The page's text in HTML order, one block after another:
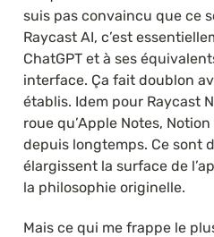
suis pas convaincu que ce
Raycast AI, c’est
ChatGPT et à ses
interface. Ça fait doublon
établis. Idem pour Raycast
roue qu’Apple Notes,
depuis longtemps. Ce sont
élargissent la surface de
la philosophie originelle.
Mais ce qui me frappe le